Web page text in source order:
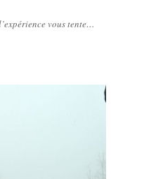
vous tente…